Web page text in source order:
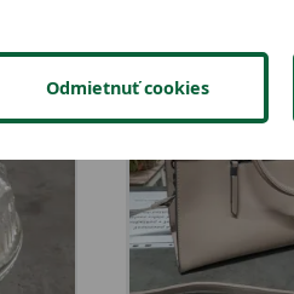
Odmietnuť cookies